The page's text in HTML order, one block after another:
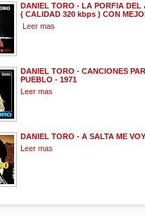
DANIEL TORO - LA PORFIA DEL
( CALIDAD 320 kbps ) CON
Leer mas
DANIEL TORO - CANCIONES
PUEBLO - 1971
Leer mas
DANIEL TORO - A SALTA ME
Leer mas